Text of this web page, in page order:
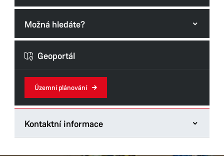
Možná hledáte?
Formuláře odboru
Geoportál
Územní plánování
Kontaktní informace